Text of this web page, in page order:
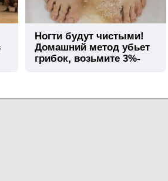
Ногти будут чистыми!
Домашний метод убьет
грибок, возьмите 3%-